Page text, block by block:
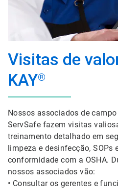
Visitas de
KAY®
Nossos associados de
ServSafe fazem visitas
treinamento detalhado em
limpeza e desinfecção, SOPs
conformidade com a OSHA.
nossos associados vão:
• Consultar os gerentes e